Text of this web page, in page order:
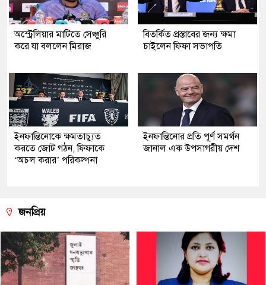
অস্ট্রেলিয়ার মাটিতে সেঞ্চুরি
করে যা বললেন মিরাজ
বিতর্কিত প্রস্তাবের জন্য ক্ষমা
চাইলেন ফিফা সভাপতি
ইনফান্তিনোকে ক্ষমতাচ্যুত
করতে জোট গঠন, ফিফাকে
‘অচল করার’ পরিকল্পনা
ইনফান্তিনোর প্রতি পূর্ণ সমর্থন
জানাল এক উপসাগরীয় দেশ
জনপ্রিয়